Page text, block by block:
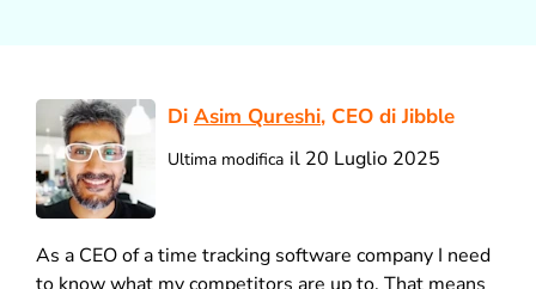
Di Asim Qureshi, CEO di Jibble
Ultima modifica il 20 Luglio 2025
As a CEO of a time tracking software company I need
to know what my competitors are up to. That means